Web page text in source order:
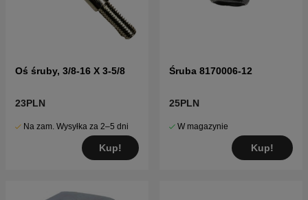
Oś śruby, 3/8-16 X 3-5/8
23PLN
Na zam. Wysyłka za 2–5 dni
Kup!
Śruba 8170006-12
25PLN
W magazynie
Kup!